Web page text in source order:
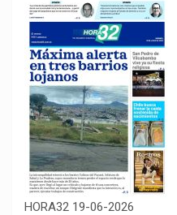
HORA32 19-06-2026